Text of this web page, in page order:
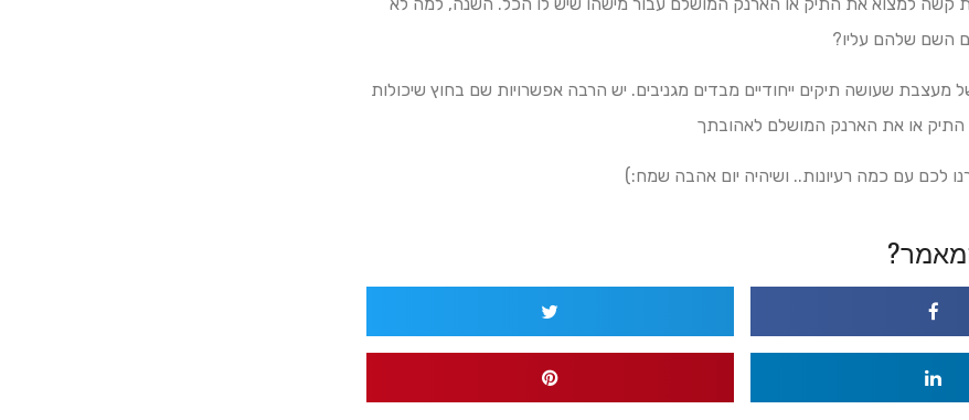
השם שלהם עליו?
מעצבת שעושה תיקים ייחודיים מבדים מגניבים. יש הרבה אפשרויות שם בחוץ שיכולות
התיק או את הארנק המושלם לאהובתך
לכם עם כמה רעיונות.. ושיהיה יום אהבה שמח:)